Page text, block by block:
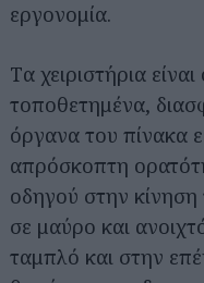
εργονομία.
Tα χειριστήρια
τοποθετημένα,
όργανα του πίνακα
απρόσκοπτη
οδηγού στην
σε μαύρο και
ταμπλό και στην